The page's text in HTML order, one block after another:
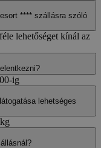
lehetőséget kínál az
ig